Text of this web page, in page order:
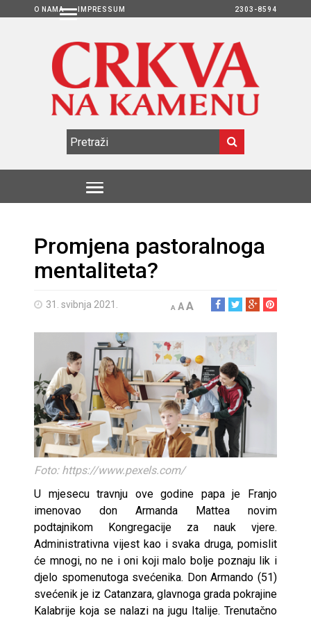
O NAMA IMPRESSUM 2303-8594
Promjena pastoralnoga
mentaliteta?
31. svibnja 2021. A AA
Foto: https://www.pexels.com/
U mjesecu travnju ove godine papa je Franjo
imenovao don Armanda Mattea novim
podtajnikom Kongregacije za nauk vjere.
Administrativna vijest kao i svaka druga, pomislit
će mnogi, no ne i oni koji malo bolje poznaju lik i
djelo spomenutoga svećenika. Don Armando (51)
svećenik je iz Catanzara, glavnoga grada pokrajine
Kalabrije koja se nalazi na jugu Italije. Trenutačno